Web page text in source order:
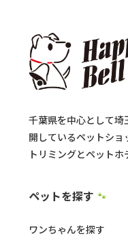
千葉県を中心として
開しているペットショ
トリミングとペットホ
ペットを探す 🐾
ワンちゃんを探す